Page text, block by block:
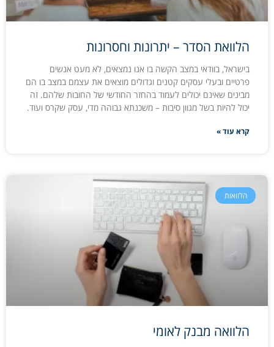
הלוואת הסדר – יתרונות וחסרונות
בישראל, בוודאי במצב הקשה בו אנו נמצאים, לא מעט אנשים
פרטיים ובעלי עסקים קטנים וגדולים מוצאים את עצמם במצב בו הם
מבינים שאינם יכולים לעמוד בהחזר החודשי של החובות שלהם. זה
יכול להיות בשל מגוון סיבות – משכנתא גבוהה מדי, עסק שקרס ועוד.
קרא עוד »
הלוואות
הלוואה מבנק לאומי